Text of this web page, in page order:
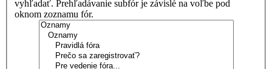
vyhľadať. Prehľadávanie subfór je závislé na voľbe pod
oknom zoznamu fór.